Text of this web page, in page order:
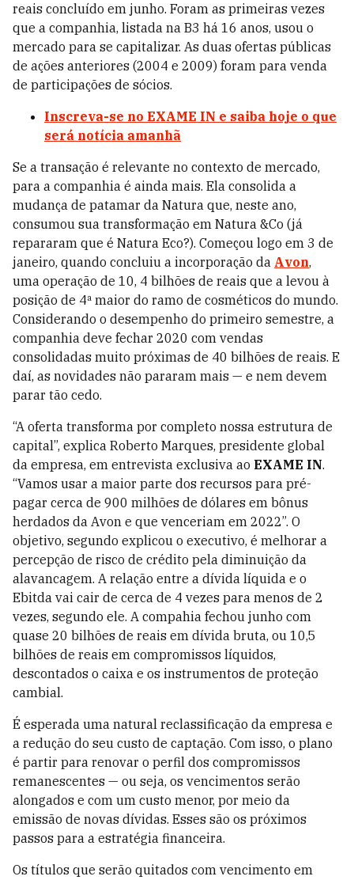
reais concluído em junho. Foram as primeiras vezes
que a companhia, listada na B3 há 16 anos, usou o
mercado para se capitalizar. As duas ofertas públicas
de ações anteriores (2004 e 2009) foram para venda
de participações de sócios.
Inscreva-se no EXAME IN e saiba hoje o que
será notícia amanhã
Se a transação é relevante no contexto de mercado,
para a companhia é ainda mais. Ela consolida a
mudança de patamar da Natura que, neste ano,
consumou sua transformação em Natura &Co (já
repararam que é Natura Eco?). Começou logo em 3 de
janeiro, quando concluiu a incorporação da Avon,
uma operação de 10, 4 bilhões de reais que a levou à
posição de 4ª maior do ramo de cosméticos do mundo.
Considerando o desempenho do primeiro semestre, a
companhia deve fechar 2020 com vendas
consolidadas muito próximas de 40 bilhões de reais. E
daí, as novidades não pararam mais — e nem devem
parar tão cedo.
“A oferta transforma por completo nossa estrutura de
capital”, explica Roberto Marques, presidente global
da empresa, em entrevista exclusiva ao EXAME IN.
“Vamos usar a maior parte dos recursos para pré-
pagar cerca de 900 milhões de dólares em bônus
herdados da Avon e que venceriam em 2022”. O
objetivo, segundo explicou o executivo, é melhorar a
percepção de risco de crédito pela diminuição da
alavancagem. A relação entre a dívida líquida e o
Ebitda vai cair de cerca de 4 vezes para menos de 2
vezes, segundo ele. A compahia fechou junho com
quase 20 bilhões de reais em dívida bruta, ou 10,5
bilhões de reais em compromissos líquidos,
descontados o caixa e os instrumentos de proteção
cambial.
É esperada uma natural reclassificação da empresa e
a redução do seu custo de captação. Com isso, o plano
é partir para renovar o perfil dos compromissos
remanescentes — ou seja, os vencimentos serão
alongados e com um custo menor, por meio da
emissão de novas dívidas. Esses são os próximos
passos para a estratégia financeira.
Os títulos que serão quitados com vencimento em